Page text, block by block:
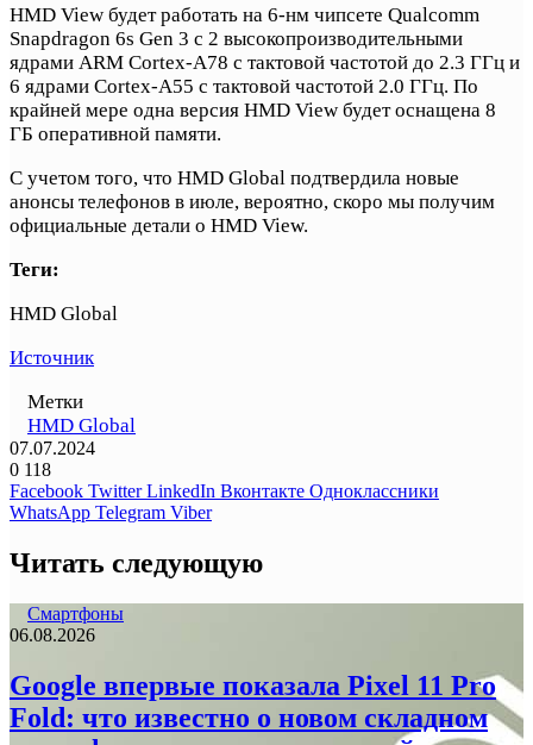
HMD View будет работать на 6-нм чипсете Qualcomm
Snapdragon 6s Gen 3 с 2 высокопроизводительными
ядрами ARM Cortex-A78 с тактовой частотой до 2.3 ГГц и
6 ядрами Cortex-A55 с тактовой частотой 2.0 ГГц. По
крайней мере одна версия HMD View будет оснащена 8
ГБ оперативной памяти.
С учетом того, что HMD Global подтвердила новые
анонсы телефонов в июле, вероятно, скоро мы получим
официальные детали о HMD View.
Теги:
HMD Global
Источник
Метки
HMD Global
07.07.2024
0 118
Facebook Twitter LinkedIn Вконтакте Одноклассники
WhatsApp Telegram Viber
Читать следующую
Смартфоны
06.08.2026
Google впервые показала Pixel 11 Pro
Fold: что известно о новом складном